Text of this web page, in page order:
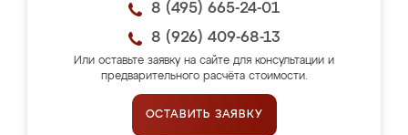
8 (495) 665-24-01
8 (926) 409-68-13
Или оставьте заявку на сайте для консультации и
предварительного расчёта стоимости.
ОСТАВИТЬ ЗАЯВКУ